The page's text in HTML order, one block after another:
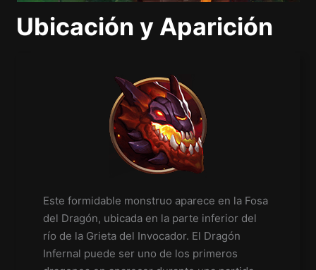
Ubicación y Aparición
Este formidable monstruo aparece en la Fosa
del Dragón, ubicada en la parte inferior del
río de la Grieta del Invocador. El Dragón
Infernal puede ser uno de los primeros